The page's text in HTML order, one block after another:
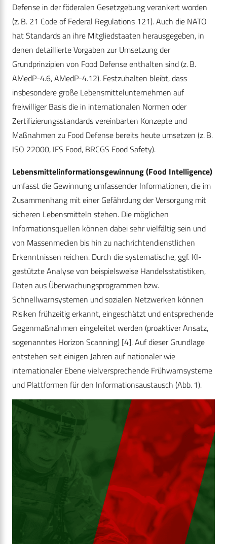
Defense in der föderalen Gesetzgebung verankert worden
(z. B. 21 Code of Federal Regulations 121). Auch die NATO
hat Standards an ihre Mitgliedstaaten herausgegeben, in
denen detaillierte Vorgaben zur Umsetzung der
Grundprinzipien von Food Defense enthalten sind (z. B.
AMedP-4.6, AMedP-4.12). Festzuhalten bleibt, dass
insbesondere große Lebensmittelunternehmen auf
freiwilliger Basis die in internationalen Normen oder
Zertifizierungsstandards vereinbarten Konzepte und
Maßnahmen zu Food Defense bereits heute umsetzen (z. B.
ISO 22000, IFS Food, BRCGS Food Safety).
Lebensmittelinformationsgewinnung (Food Intelligence)
um­fasst die Gewinnung umfassender Informationen, die im
Zusammenhang mit einer Gefährdung der Versorgung mit
sicheren Lebensmitteln stehen. Die möglichen
Informationsquellen können dabei sehr vielfältig sein und
von Massenmedien bis hin zu nachrichtendienstlichen
Erkenntnissen reichen. Durch die systematische, ggf. KI-
gestützte Analyse von beispielsweise Handelsstatistiken,
Daten aus Überwachungsprogrammen bzw.
Schnellwarnsystemen und sozialen Netzwerken können
Risiken frühzeitig erkannt, eingeschätzt und entsprechende
Gegenmaßnahmen eingeleitet werden (proaktiver Ansatz,
sogenanntes Horizon Scanning) [4]. Auf dieser Grundlage
entstehen seit einigen Jahren auf nationaler wie
internationaler Ebene vielversprechende Frühwarnsysteme
und Plattformen für den Informationsaustausch (Abb. 1).